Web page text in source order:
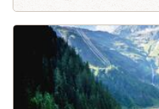
Bus muss gestellt
Kaffeepause im
Gstatterboden
inkludiert, muss